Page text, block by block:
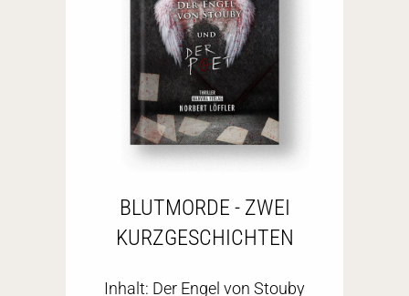
BLUTMORDE - ZWEI
KURZGESCHICHTEN
Inhalt: Der Engel von Stouby